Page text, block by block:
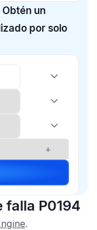
Obtén un
por solo
+
falla P0194
.